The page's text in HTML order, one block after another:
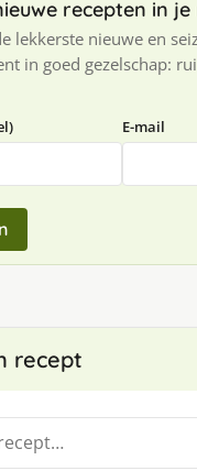
recepten in
lekkerste nieuwe en
in goed gezelschap:
E-mail
recept